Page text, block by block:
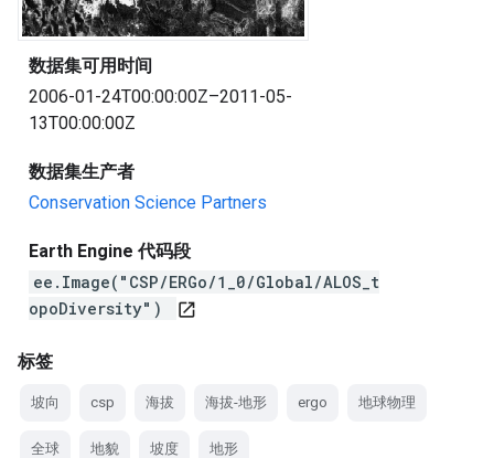
数据集可用时间
2006-01-24T00:00:00Z–2011-05-
13T00:00:00Z
数据集生产者
Conservation Science Partners
Earth Engine 代码段
ee.Image("CSP/ERGo/1_0/Global/ALOS_t
opoDiversity")
open_in_new
标签
坡向 csp 海拔 海拔-地形 ergo 地球物理
全球 地貌 坡度 地形